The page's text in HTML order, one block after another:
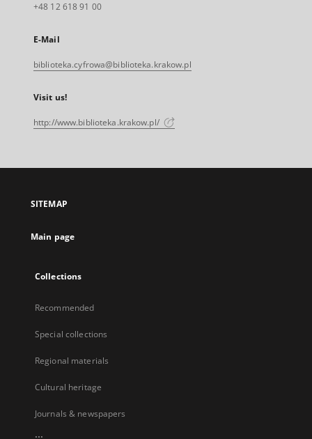
+48 12 618 91 00
E-Mail
biblioteka.cyfrowa@biblioteka.krakow.pl
Visit us!
http://www.biblioteka.krakow.pl/
SITEMAP
Main page
Collections
Recommended
Special collections
Regional materials
Cultural heritage
Journals & newspapers
...